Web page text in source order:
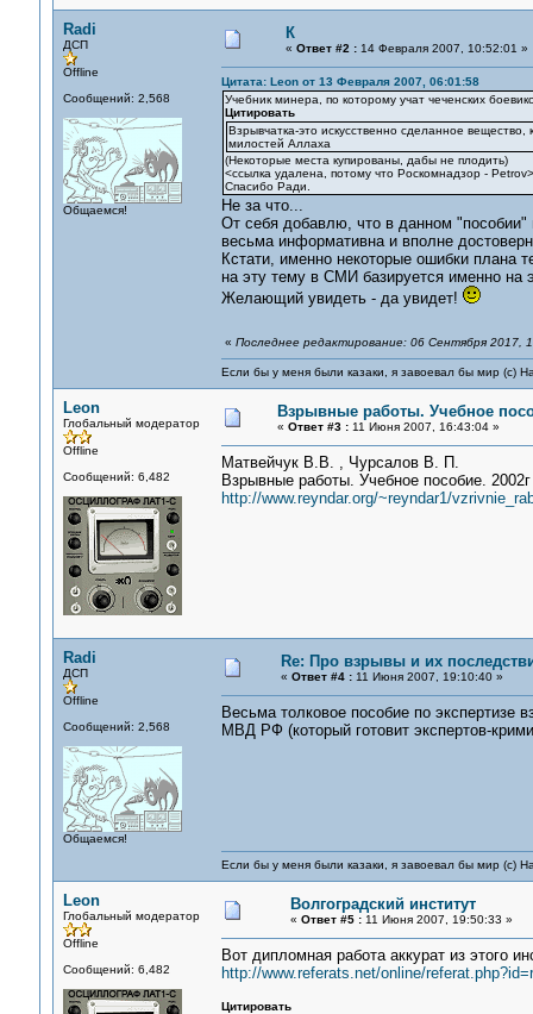
Radi
ДСП
Offline
Сообщений: 2,568
Общаемся!
К
« Ответ #2 :14 Февраля 2007, 10:52:01 »
Цитата: Leon от 13 Февраля 2007, 06:01:58
Учебник минера, по которому учат чеченских
Цитировать
Взрывчатка-это искусственно сделанное
милостей Аллаха
(Некоторые места купированы, дабы не плодить)
<ссылка удалена, потому что Роскомнадзор - Petrov>
Спасибо Ради.
Не за что...
От себя добавлю, что в данном "пособии"
весьма информативна и вполне
Кстати, именно некоторые ошибки плана
на эту тему в СМИ базируется именно на
Желающий увидеть - да увидет!
« Последнее редактирование: 06 Сентября 2017,
Если бы у меня были казаки, я завоевал бы мир (с)
Leon
Глобальный модератор
Offline
Сообщений: 6,482
Взрывные работы. Учебное
« Ответ #3 :11 Июня 2007, 16:43:04 »
Матвейчук В.В. , Чурсалов В. П.
Взрывные работы. Учебное пособие. 2002г
http://www.reyndar.org/~reyndar1/
Radi
ДСП
Offline
Сообщений: 2,568
Общаемся!
Re: Про взрывы и их
« Ответ #4 :11 Июня 2007, 19:10:40 »
Весьма толковое пособие по экспертизе
МВД РФ (который готовит экспертов-
Если бы у меня были казаки, я завоевал бы мир (с)
Leon
Глобальный модератор
Offline
Сообщений: 6,482
Волгоградский институт
« Ответ #5 :11 Июня 2007, 19:50:33 »
Вот дипломная работа аккурат из этого
http://www.referats.net/online/
Цитировать